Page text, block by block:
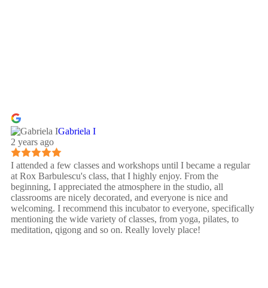
Gabriela I
2 years ago
I attended a few classes and workshops until I became a regular
at Rox Barbulescu's class, that I highly enjoy. From the
beginning, I appreciated the atmosphere in the studio, all
classrooms are nicely decorated, and everyone is nice and
welcoming. I recommend this incubator to everyone, specifically
mentioning the wide variety of classes, from yoga, pilates, to
meditation, qigong and so on. Really lovely place!